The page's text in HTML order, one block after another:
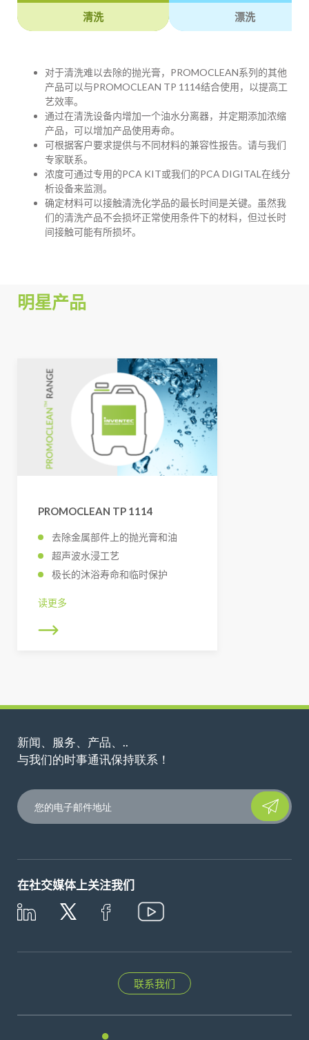
清洗 漂洗
对于清洗难以去除的抛光膏，PROMOCLEAN系列的其他
产品可以与PROMOCLEAN TP 1114结合使用，以提高工
艺效率。
通过在清洗设备内增加一个油水分离器，并定期添加浓缩
产品，可以增加产品使用寿命。
可根据客户要求提供与不同材料的兼容性报告。请与我们
专家联系。
浓度可通过专用的PCA KIT或我们的PCA DIGITAL在线分
析设备来监测。
确定材料可以接触清洗化学品的最长时间是关键。虽然我
们的清洗产品不会损坏正常使用条件下的材料，但过长时
间接触可能有所损坏。
明星产品
PROMOCLEAN TP 1114
去除金属部件上的抛光膏和油
超声波水浸工艺
极长的沐浴寿命和临时保护
读更多
新闻、服务、产品、..
与我们的时事通讯保持联系！
Please
在社交媒体上关注我们
联系我们